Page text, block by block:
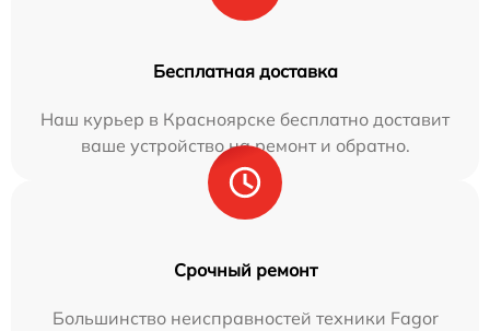
Бесплатная доставка
Наш курьер в Красноярске бесплатно доставит
ваше устройство на ремонт и обратно.
Срочный ремонт
Большинство неисправностей техники Fagor